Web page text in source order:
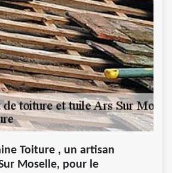
Toiture , un artisan
Moselle, pour le